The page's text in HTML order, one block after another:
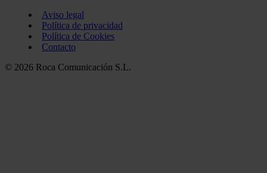
Aviso legal
Política de privacidad
Política de Cookies
Contacto
© 2026 Roca Comunicación S.L.